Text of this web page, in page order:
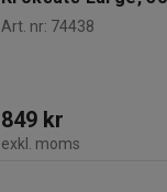
Art. nr: 74438
849 kr
exkl. moms